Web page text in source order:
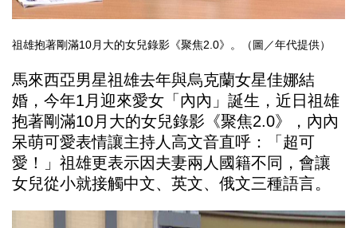
祖雄抱著剛滿10月大的女兒錄影《聚焦2.0》。（圖／年代提供）
馬來西亞男星祖雄去年與烏克蘭女星佳娜結
婚，今年1月迎來愛女「內內」誕生，近日祖雄
抱著剛滿10月大的女兒錄影《聚焦2.0》，內內
呆萌可愛表情讓主持人高文音直呼：「超可
愛！」祖雄更表示因夫妻兩人國籍不同，會讓
女兒從小就接觸中文、英文、俄文三種語言。